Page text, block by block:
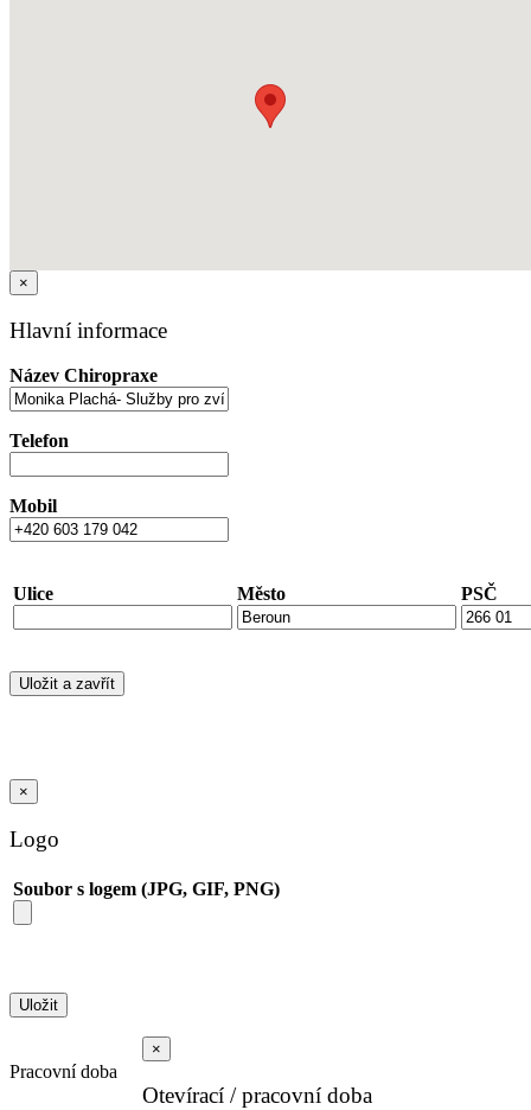
×
Hlavní informace
Název Chiropraxe
Telefon
Mobil
Ulice Město PSČ
×
Logo
Soubor s logem (JPG, GIF, PNG)
Pracovní doba
×
Otevírací / pracovní doba